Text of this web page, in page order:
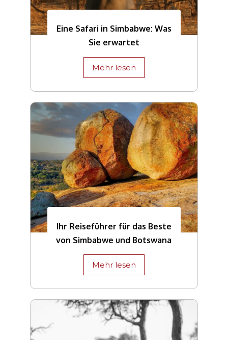
Eine Safari in Simbabwe: Was
Sie erwartet
Mehr lesen
Ihr Reiseführer für das Beste
von Simbabwe und Botswana
Mehr lesen